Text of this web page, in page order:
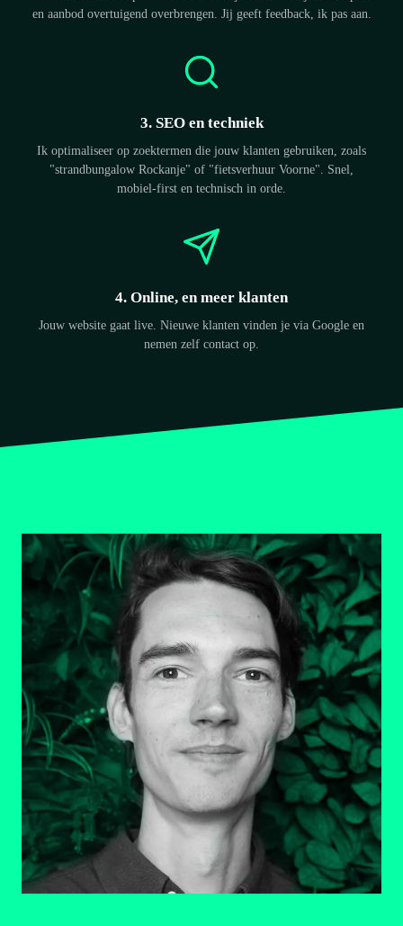
en aanbod overtuigend overbrengen. Jij geeft feedback, ik pas aan.
3. SEO en techniek
Ik optimaliseer op zoektermen die jouw klanten gebruiken, zoals
"strandbungalow Rockanje" of "fietsverhuur Voorne". Snel,
mobiel-first en technisch in orde.
4. Online, en meer klanten
Jouw website gaat live. Nieuwe klanten vinden je via Google en
nemen zelf contact op.